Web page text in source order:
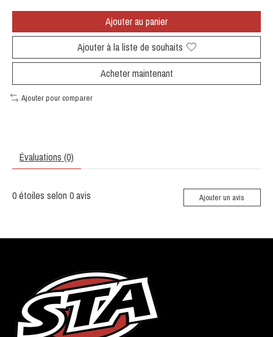
Ajouter au panier
Ajouter à la liste de souhaits
Acheter maintenant
Ajouter pour comparer
Évaluations (0)
0étoiles selon 0avis Ajouter un avis